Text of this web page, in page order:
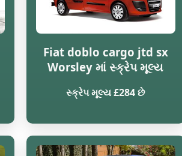
Fiat doblo cargo jtd sx
Worsley માં સ્ક્રેપ મૂલ્ય
સ્ક્રેપ મૂલ્ય £284 છે